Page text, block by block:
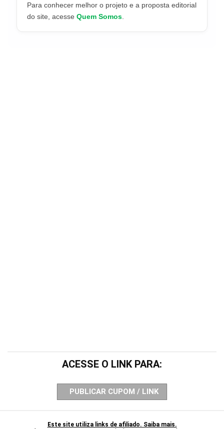
Para conhecer melhor o projeto e a proposta editorial
do site, acesse Quem Somos
ACESSE O LINK PARA:
PUBLICAR CUPOM / LINK
Este site utiliza links de afiliado. Saiba mais.